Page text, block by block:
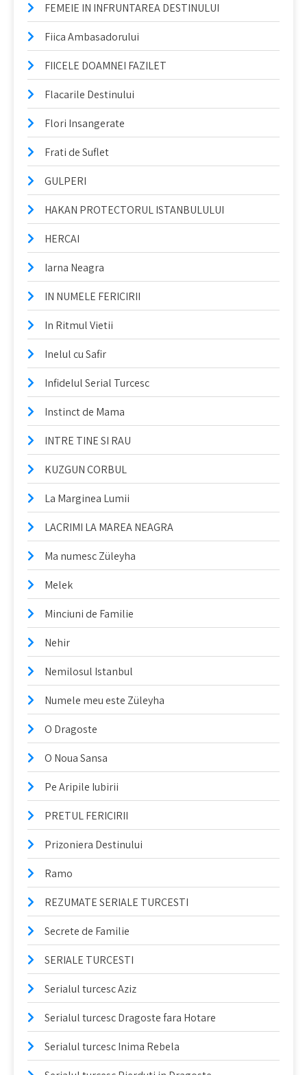
FEMEIE IN INFRUNTAREA DESTINULUI
Fiica Ambasadorului
FIICELE DOAMNEI FAZILET
Flacarile Destinului
Flori Insangerate
Frati de Suflet
GULPERI
HAKAN PROTECTORUL ISTANBULULUI
HERCAI
Iarna Neagra
IN NUMELE FERICIRII
In Ritmul Vietii
Inelul cu Safir
Infidelul Serial Turcesc
Instinct de Mama
INTRE TINE SI RAU
KUZGUN CORBUL
La Marginea Lumii
LACRIMI LA MAREA NEAGRA
Ma numesc Züleyha
Melek
Minciuni de Familie
Nehir
Nemilosul Istanbul
Numele meu este Züleyha
O Dragoste
O Noua Sansa
Pe Aripile Iubirii
PRETUL FERICIRII
Prizoniera Destinului
Ramo
REZUMATE SERIALE TURCESTI
Secrete de Familie
SERIALE TURCESTI
Serialul turcesc Aziz
Serialul turcesc Dragoste fara Hotare
Serialul turcesc Inima Rebela